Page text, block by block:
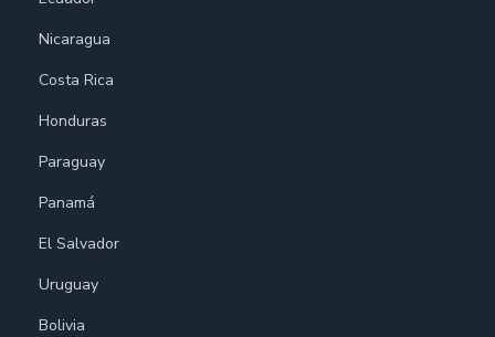
Nicaragua
Costa Rica
Honduras
Paraguay
Panamá
El Salvador
Uruguay
Bolivia